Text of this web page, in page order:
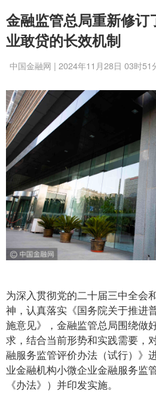
金融监管总局重新修订
业敢贷的长效机制
中国金融网 | 2024年11月28日 03时51
为深入贯彻党的二十届三中全会
神，认真落实《国务院关于推进
施意见》，金融监管总局围绕做
求，结合当前形势和实践需要，
融服务监管评价办法（试行）》
业金融机构小微企业金融服务监
《办法》）并印发实施。